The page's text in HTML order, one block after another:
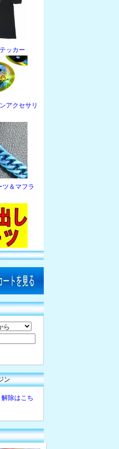
ッカー
アクセサリ
＆マフラ
ン
除はこち